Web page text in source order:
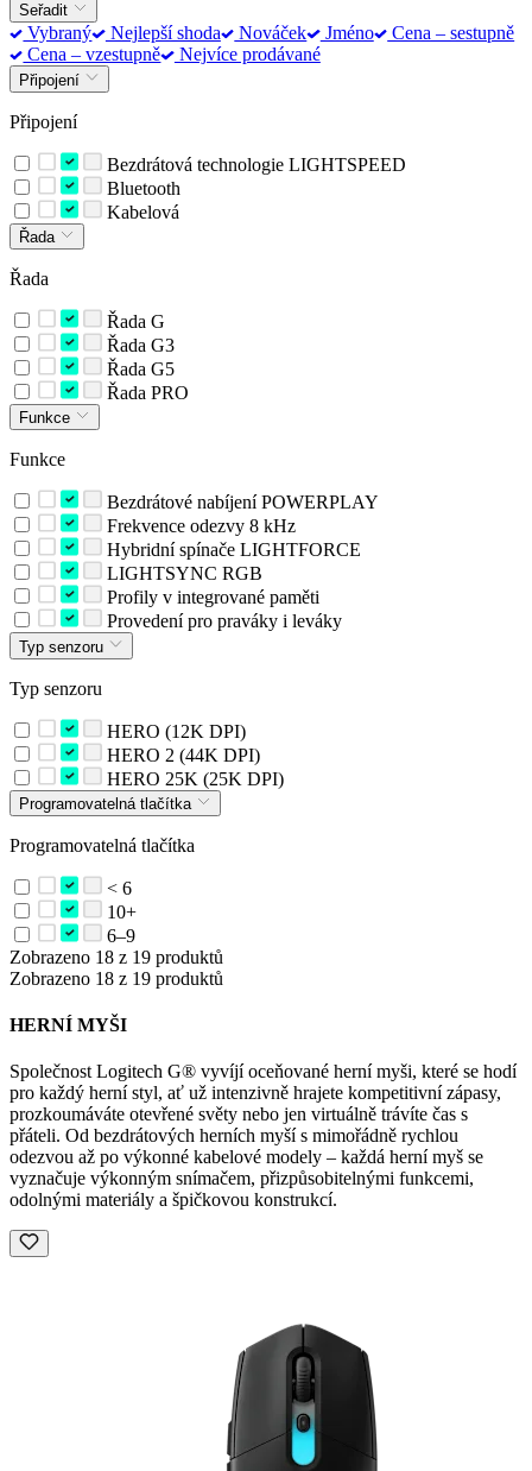
Seřadit
Vybraný Nejlepší shoda Nováček Jméno
Cena – sestupně
Cena – vzestupně
Nejvíce prodávané
Připojení
Připojení
Bezdrátová technologie LIGHTSPEED
Bluetooth
Kabelová
Řada
Řada
Řada G
Řada G3
Řada G5
Řada PRO
Funkce
Funkce
Bezdrátové nabíjení POWERPLAY
Frekvence odezvy 8 kHz
Hybridní spínače LIGHTFORCE
LIGHTSYNC RGB
Profily v integrované paměti
Provedení pro praváky i leváky
Typ senzoru
Typ senzoru
HERO (12K DPI)
HERO 2 (44K DPI)
HERO 25K (25K DPI)
Programovatelná tlačítka
Programovatelná tlačítka
< 6
10+
6–9
Zobrazeno 18 z 19 produktů
Zobrazeno 18 z 19 produktů
HERNÍ MYŠI
Společnost Logitech G® vyvíjí oceňované herní myši, které se hodí
pro každý herní styl, ať už intenzivně hrajete kompetitivní zápasy,
prozkoumáváte otevřené světy nebo jen virtuálně trávíte čas s
přáteli. Od bezdrátových herních myší s mimořádně rychlou
odezvou až po výkonné kabelové modely – každá herní myš se
vyznačuje výkonným snímačem, přizpůsobitelnými funkcemi,
odolnými materiály a špičkovou konstrukcí.